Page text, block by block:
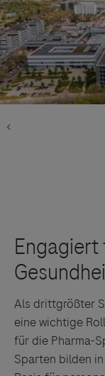
Als drittgrößter
eine wichtige
für die Pharma-
Sparten bilden